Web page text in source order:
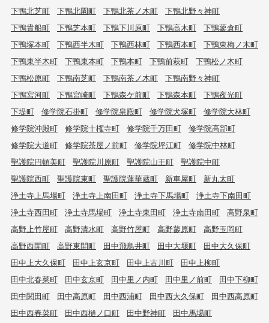
下鴨北芝町
下鴨北園町 下鴨北茶ノ木町
下鴨北野々神町
下鴨貴船町
下鴨芝本町 下鴨下川原町 下鴨高木町
下鴨蓼倉町
下鴨塚本町
下鴨西半木町 下鴨西林町 下鴨西本町
下鴨東梅ノ木町
下鴨東半木町
下鴨東本町 下鴨本町 下鴨前萩町
下鴨松ノ木町
下鴨松原町
下鴨南芝町 下鴨南茶ノ木町
下鴨南野々神町
下鴨宮河町
下鴨宮崎町 下鴨森ケ前町 下鴨森本町
下鴨夜光町
下堤町
修学院石掛町 修学院泉殿町 修学院犬塚町
修学院大林町
修学院沖殿町
修学院十権寺町 修学院千万田町
修学院高部町
修学院大道町
修学院茶屋ノ前町 修学院坪江町
修学院中林町
聖護院円頓美町
聖護院川原町 聖護院山王町
聖護院中町
聖護院西町
聖護院東町 聖護院蓮華蔵町 新車屋町
新丸太町
浄土寺上馬場町
浄土寺上南田町 浄土寺下馬場町
浄土寺下南田町
浄土寺西田町
浄土寺馬場町 浄土寺東田町 浄土寺南田町
高野泉町
高野上竹屋町
高野清水町 高野竹屋町 高野蓼原町
高野玉岡町
高野西開町
高野東開町 田中飛鳥井町 田中大堰町
田中大久保町
田中上大久保町
田中上玄京町 田中上古川町
田中上柳町
田中北春菜町
田中玄京町 田中里ノ内町 田中里ノ前町
田中下柳町
田中関田町
田中高原町 田中西浦町 田中西大久保町
田中西高原町
田中西春菜町
田中西樋ノ口町 田中野神町
田中馬場町